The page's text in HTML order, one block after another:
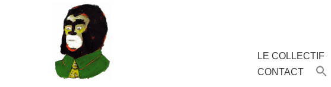
MENU
Aller
contenu
LE COLLECTIF
CONTACT